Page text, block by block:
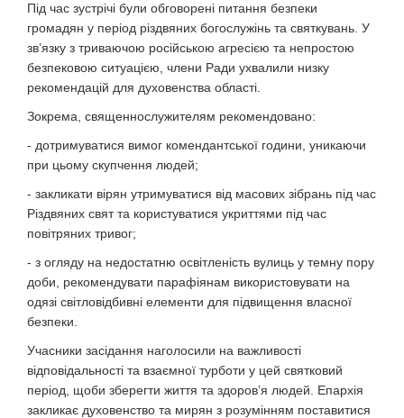
Під час зустрічі були обговорені питання безпеки
громадян у період різдвяних богослужінь та святкувань. У
зв’язку з триваючою російською агресією та непростою
безпековою ситуацією, члени Ради ухвалили низку
рекомендацій для духовенства області.
Зокрема, священнослужителям рекомендовано:
- дотримуватися вимог комендантської години, уникаючи
при цьому скупчення людей;
- закликати вірян утримуватися від масових зібрань під час
Різдвяних свят та користуватися укриттями під час
повітряних тривог;
- з огляду на недостатню освітленість вулиць у темну пору
доби, рекомендувати парафіянам використовувати на
одязі світловідбивні елементи для підвищення власної
безпеки.
Учасники засідання наголосили на важливості
відповідальності та взаємної турботи у цей святковий
період, щоби зберегти життя та здоров’я людей. Епархія
закликає духовенство та мирян з розумінням поставитися